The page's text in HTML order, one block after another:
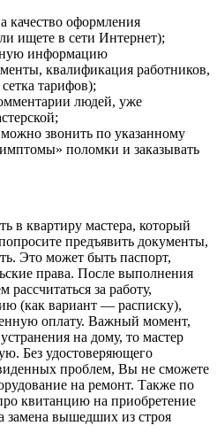
качество оформления
ищете в сети Интернет);
информацию
квалификация работников,
тарифов);
людей, уже
можно звонить по указанному
поломки и заказывать
в квартиру мастера, который
предъявить документы,
Это может быть паспорт,
права. После выполнения
за работу,
(как вариант — расписку),
оплату. Важный момент,
на дому, то мастер
Без удостоверяющего
проблем, Вы не сможете
на ремонт. Также по
квитанцию на приобретение
замена вышедших из строя